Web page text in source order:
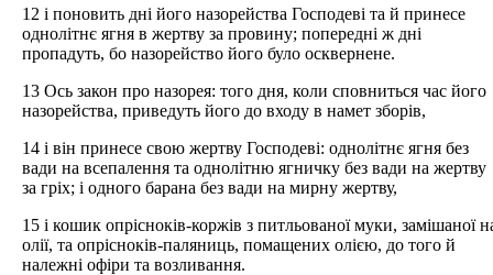
12 і поновить дні його назорейства Господеві та й принесе
однолітнє ягня в жертву за провину; попередні ж дні
пропадуть, бо назорейство його було осквернене.
13 Ось закон про назорея: того дня, коли сповниться час його
назорейства, приведуть його до входу в намет зборів,
14 і він принесе свою жертву Господеві: однолітнє ягня без
вади на всепалення та однолітню ягничку без вади на жертву
за гріх; і одного барана без вади на мирну жертву,
15 і кошик опрісноків-коржів з питльованої муки, замішаної
олії, та опрісноків-паляниць, помащених олією, до того й
належні офіри та возливання.